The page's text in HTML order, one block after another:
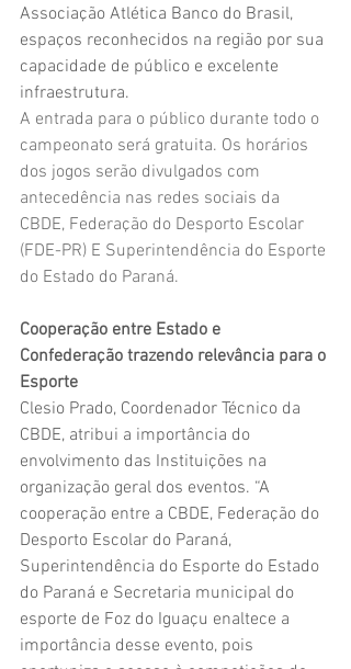
Associação Atlética Banco do Brasil,
espaços reconhecidos na região por sua
capacidade de público e excelente
infraestrutura.
A entrada para o público durante todo o
campeonato será gratuita. Os horários
dos jogos serão divulgados com
antecedência nas redes sociais da
CBDE, Federação do Desporto Escolar
(FDE-PR) E Superintendência do Esporte
do Estado do Paraná.
Cooperação entre Estado e
Confederação trazendo relevância para o
Esporte
Clesio Prado, Coordenador Técnico da
CBDE, atribui a importância do
envolvimento das Instituições na
organização geral dos eventos. “A
cooperação entre a CBDE, Federação do
Desporto Escolar do Paraná,
Superintendência do Esporte do Estado
do Paraná e Secretaria municipal do
esporte de Foz do Iguaçu enaltece a
importância desse evento, pois